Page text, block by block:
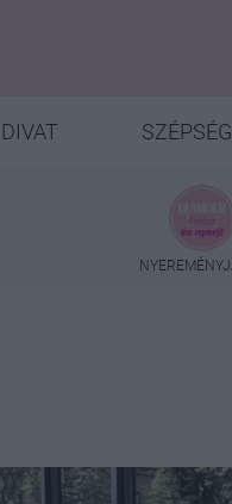
DIVAT SZÉPSÉG